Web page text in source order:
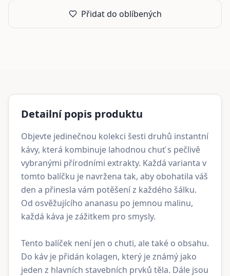
Přidat do oblíbených
Detailní popis produktu
Objevte jedinečnou kolekci šesti druhů instantní
kávy, která kombinuje lahodnou chuť s pečlivě
vybranými přírodními extrakty. Každá varianta v
tomto balíčku je navržena tak, aby obohatila váš
den a přinesla vám potěšení z každého šálku.
Od osvěžujícího ananasu po jemnou malinu,
každá káva je zážitkem pro smysly.
Tento balíček není jen o chuti, ale také o obsahu.
Do káv je přidán kolagen, který je známý jako
jeden z hlavních stavebních prvků těla. Dále jsou